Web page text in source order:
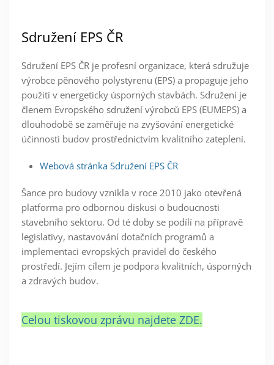
Sdružení EPS ČR
Sdružení EPS ČR je profesní organizace, která sdružuje
výrobce pěnového polystyrenu (EPS) a propaguje jeho
použití v energeticky úsporných stavbách. Sdružení je
členem Evropského sdružení výrobců EPS (EUMEPS) a
dlouhodobě se zaměřuje na zvyšování energetické
účinnosti budov prostřednictvím kvalitního zateplení.
Webová stránka Sdružení EPS ČR
Šance pro budovy vznikla v roce 2010 jako otevřená
platforma pro odbornou diskusi o budoucnosti
stavebního sektoru. Od té doby se podílí na přípravě
legislativy, nastavování dotačních programů a
implementaci evropských pravidel do českého
prostředí. Jejím cílem je podpora kvalitních, úsporných
a zdravých budov.
Celou tiskovou zprávu najdete ZDE.